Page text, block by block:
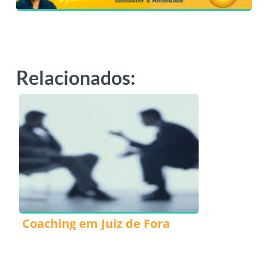
Relacionados:
Coaching em Juiz de Fora